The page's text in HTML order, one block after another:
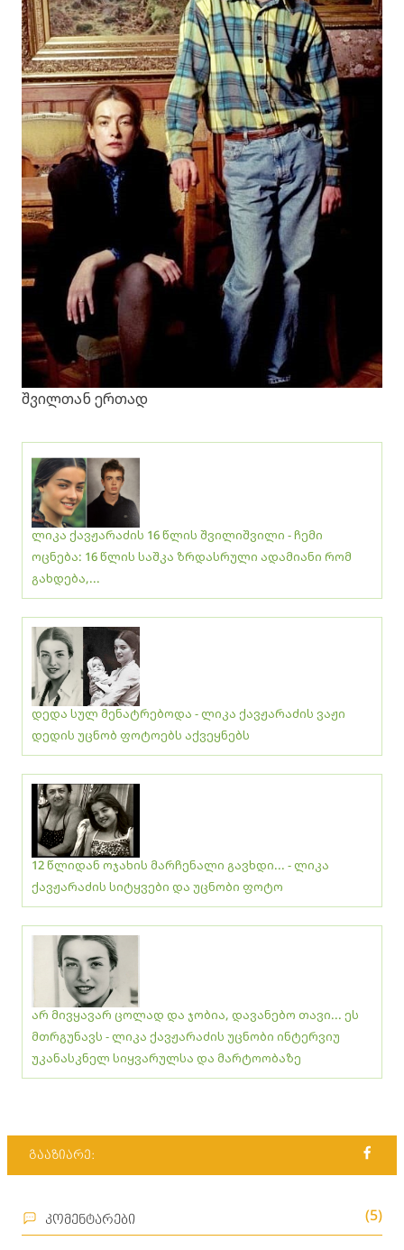
შვილთან ერთად
ლიკა ქავჟარაძის 16 წლის შვილიშვილი - ჩემი
ოცნება: 16 წლის საშკა ზრდასრული ადამიანი რომ
გახდება,...
დედა სულ მენატრებოდა - ლიკა ქავჟარაძის ვაჟი
დედის უცნობ ფოტოებს აქვეყნებს
12 წლიდან ოჯახის მარჩენალი გავხდი... - ლიკა
ქავჟარაძის სიტყვები და უცნობი ფოტო
არ მივყავარ ცოლად და ჯობია, დავანებო თავი... ეს
მთრგუნავს - ლიკა ქავჟარაძის უცნობი ინტერვიუ
უკანასკნელ სიყვარულსა და მარტოობაზე
გააზიარე:
კომენტარები (5)